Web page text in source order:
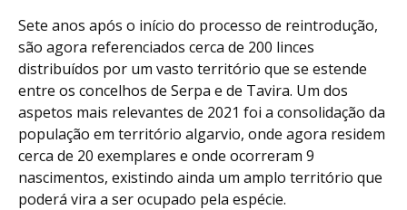
Sete anos após o início do processo de reintrodução,
são agora referenciados cerca de 200 linces
distribuídos por um vasto território que se estende
entre os concelhos de Serpa e de Tavira. Um dos
aspetos mais relevantes de 2021 foi a consolidação da
população em território algarvio, onde agora residem
cerca de 20 exemplares e onde ocorreram 9
nascimentos, existindo ainda um amplo território que
poderá vira a ser ocupado pela espécie.